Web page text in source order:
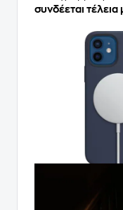
συνδέεται